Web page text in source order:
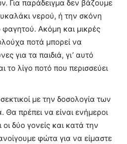
Για παράδειγμα δεν βάζουμε
νερού, ή την σκόνη
φαγητού. Ακόμη και μικρές
ποτά μπορεί να
για τα παιδιά, γι’ αυτό
το λίγο ποτό που περισσεύει
με την δοσολογία των
πρέπει να είναι ενήμεροι
δύο γονείς και κατά την
φώτα για να είμαστε